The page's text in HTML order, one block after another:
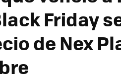
Friday
de Nex